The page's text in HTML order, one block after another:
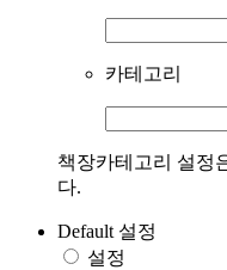
카테고리
책장카테고리 설정
다.
Default 설정
설정